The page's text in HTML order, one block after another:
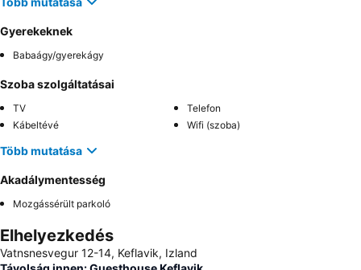
Gyerekeknek
Babaágy/gyerekágy
Szoba szolgáltatásai
TV
Telefon
Kábeltévé
Wifi (szoba)
Több mutatása
Akadálymentesség
Mozgássérült parkoló
Elhelyezkedés
Vatnsnesvegur 12-14, Keflavik, Izland